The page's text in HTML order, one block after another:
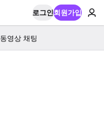
로그인회원가입
동영상 채팅